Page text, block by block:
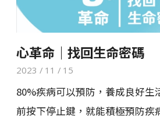
心革命｜找回生命密碼
2023 / 11 / 15
80%疾病可以預防，養成良好生
前按下停止鍵，就能積極預防疾